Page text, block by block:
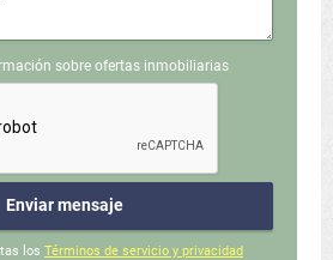
sobre ofertas inmobiliarias
Enviar mensaje
los Términos de servicio y privacidad